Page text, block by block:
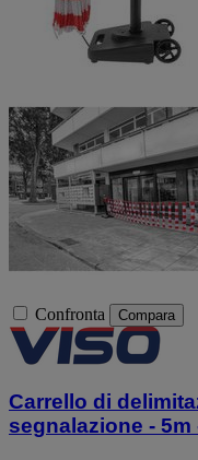
Confronta Compara
Carrello di
segnalazione - 5m